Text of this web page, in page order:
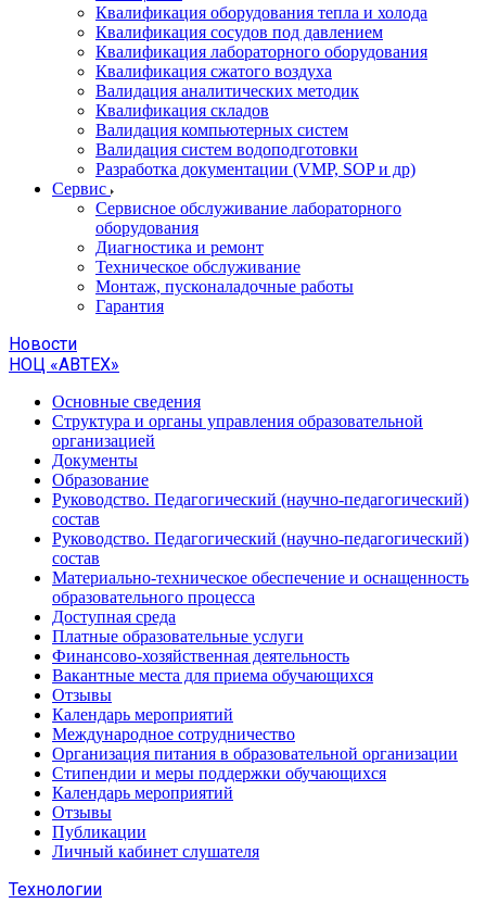
Квалификация оборудования тепла и холода
Квалификация сосудов под давлением
Квалификация лабораторного оборудования
Квалификация сжатого воздуха
Валидация аналитических методик
Квалификация складов
Валидация компьютерных систем
Валидация систем водоподготовки
Разработка документации (VMP, SOP и др)
Cервис
Сервисное обслуживание лабораторного
оборудования
Диагностика и ремонт
Техническое обслуживание
Монтаж, пусконаладочные работы
Гарантия
Новости
НОЦ «АВТЕХ»
Основные сведения
Структура и органы управления образовательной
организацией
Документы
Образование
Руководство. Педагогический (научно-педагогический)
состав
Руководство. Педагогический (научно-педагогический)
состав
Материально-техническое обеспечение и оснащенность
образовательного процесса
Доступная среда
Платные образовательные услуги
Финансово-хозяйственная деятельность
Вакантные места для приема обучающихся
Отзывы
Календарь мероприятий
Международное сотрудничество
Организация питания в образовательной организации
Стипендии и меры поддержки обучающихся
Календарь мероприятий
Отзывы
Публикации
Личный кабинет слушателя
Технологии